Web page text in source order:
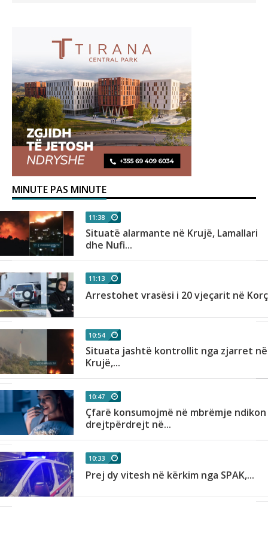
MINUTE PAS MINUTE
11:38
Situatë alarmante në Krujë, Lamallari
dhe Nufi...
11:13
Arrestohet vrasësi i 20 vjeçarit në
10:54
Situata jashtë kontrollit nga zjarret në
Krujë,...
10:47
Çfarë konsumojmë në mbrëmje ndikon
drejtpërdrejt në...
10:33
Prej dy vitesh në kërkim nga SPAK,...